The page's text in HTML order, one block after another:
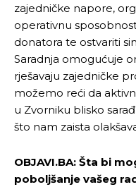
zajedničke napore,
operativnu
donatora te ostvariti
Saradnja omogućuje
rješavaju zajedničke
možemo reći da
u Zvorniku blisko
što nam zaista
OBJAVI.BA: Šta bi
poboljšanje vašeg